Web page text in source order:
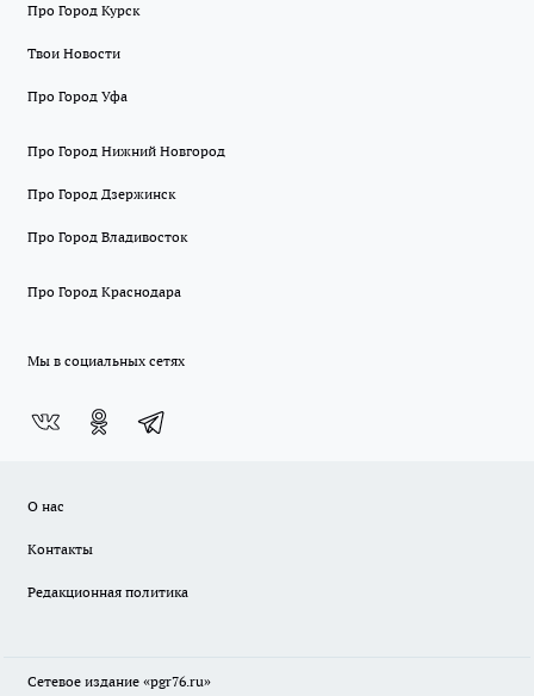
Про Город Курск
Твои Новости
Про Город Уфа
Про Город Нижний Новгород
Про Город Дзержинск
Про Город Владивосток
Про Город Краснодара
Мы в социальных сетях
О нас
Контакты
Редакционная политика
Сетевое издание «pgr76.ru»